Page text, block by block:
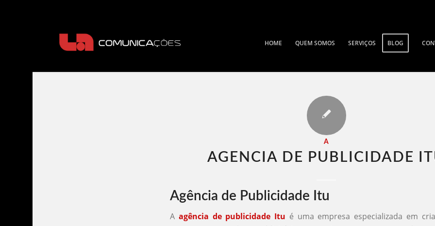
HOME QUEM SOMOS SERVIÇOS BLOG
A
AGENCIA DE PUBLICIDADE
Agência de Publicidade Itu
A agência de publicidade Itu é uma empresa especializada em